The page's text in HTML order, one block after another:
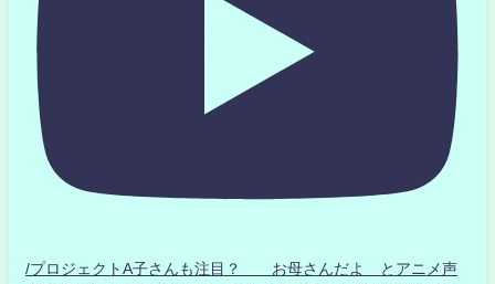
/プロジェクトA子さんも注目？ お母さんだよ とアニメ声